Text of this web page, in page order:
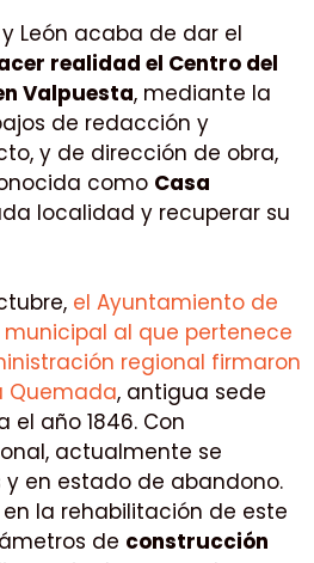
León acaba de dar el
realidad el Centro del
Valpuesta, mediante la
de redacción y
y de dirección de obra,
como Casa
localidad y recuperar su
el Ayuntamiento de
al que pertenece
regional firmaron
Quemada, antigua sede
el año 1846. Con
actualmente se
en estado de abandono.
la rehabilitación de este
de construcción